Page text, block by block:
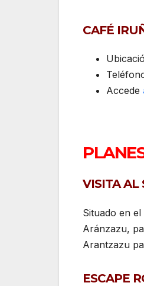
CAFÉ
Accede
VISITA AL
Situado en
Aránzazu,
Arantzazu
ESCAPE